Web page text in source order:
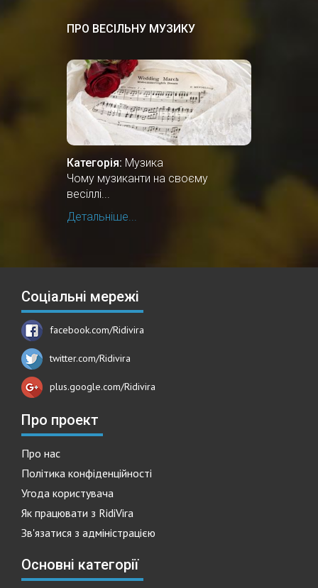
ПРО ВЕСІЛЬНУ МУЗИКУ
Категорія: Музика
Чому музиканти на своєму
весіллі...
Детальніше...
Соціальні мережі
facebook.com/Ridivira
twitter.com/Ridivira
plus.google.com/Ridivira
Про проект
Про нас
Політика конфіденційності
Угода користувача
Як працювати з RidiVira
Зв'язатися з адміністрацією
Основні категорії